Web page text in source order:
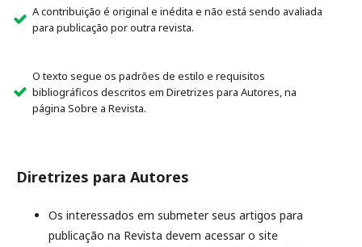
A contribuição é original e inédita e não está sendo avaliada
para publicação por outra revista.
O texto segue os padrões de estilo e requisitos
bibliográficos descritos em Diretrizes para Autores, na
página Sobre a Revista.
Diretrizes para Autores
Os interessados em submeter seus artigos para
publicação na Revista devem acessar o site